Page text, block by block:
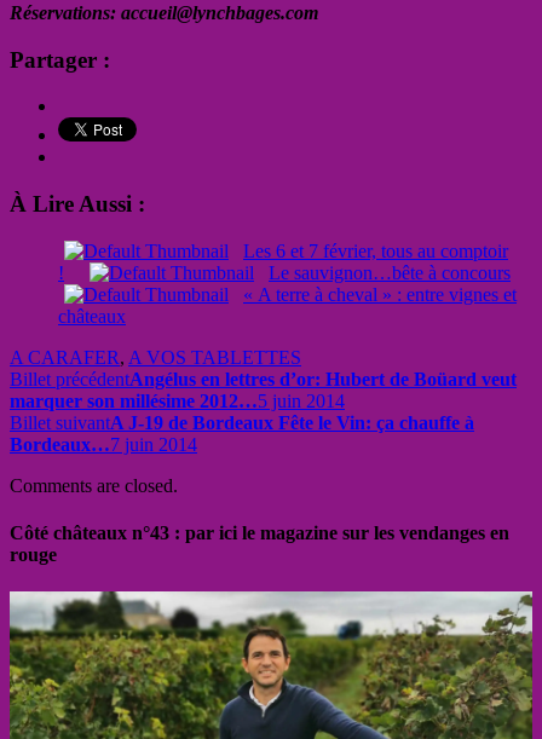
Réservations: accueil@lynchbages.com
Partager :
À Lire Aussi :
Les 6 et 7 février, tous au comptoir
!
Le sauvignon…bête à concours
« A terre à cheval » : entre vignes et
châteaux
A CARAFER, A VOS TABLETTES
Billet précédentAngélus en lettres d’or: Hubert de Boüard veut
marquer son millésime 2012…5 juin 2014
Billet suivantA J-19 de Bordeaux Fête le Vin: ça chauffe à
Bordeaux…7 juin 2014
Comments are closed.
Côté châteaux n°43 : par ici le magazine sur les vendanges en
rouge